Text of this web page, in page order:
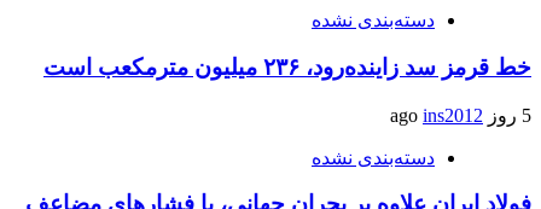
دسته‌بندی نشده
خط قرمز سد زاینده‌رود، ۲۳۶ میلیون مترمکعب است
5 روز ago ins2012
دسته‌بندی نشده